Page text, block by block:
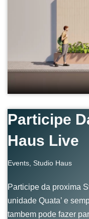
Participe
Haus Live
Events Studio Haus
Participe da proxima
unidade Quata’ e
tambem pode fazer